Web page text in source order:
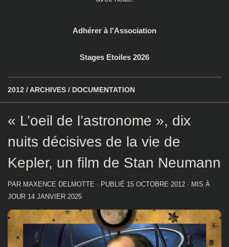
Adhérer à l'Association
Stages Etoiles 2026
2012 /ARCHIVES / DOCUMENTATION
« L’oeil de l’astronome », dix
nuits décisives de la vie de
Kepler, un film de Stan Neumann
PAR MAXENCE DELMOTTE · PUBLIÉ 15 OCTOBRE 2012 · MIS À
JOUR 14 JANVIER 2025